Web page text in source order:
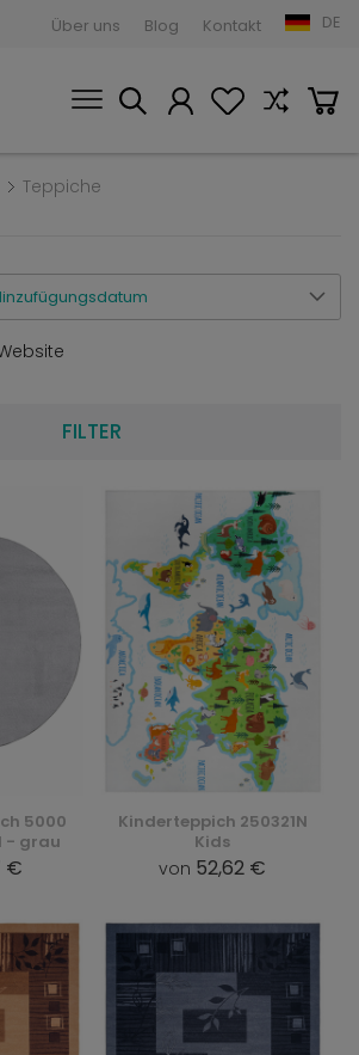
Über uns Blog Kontakt DE
Teppiche
FILTER
5000
- grau
€
Kinderteppich 250321N
Kids
von 52,62 €